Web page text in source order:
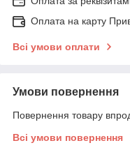
Оплата на карту
Всі умови оплати
Умови повернення
Повернення товару
Всі умови повернення